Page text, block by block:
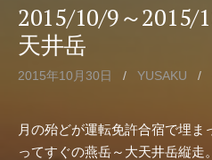
2015/10/9～
天井岳
2015年10月30日 / YUSAKU /
月の殆どが運転免許合宿で埋ま
ってすぐの燕岳～大天井岳縦走